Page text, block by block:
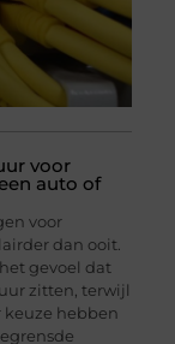
voor
auto of
voor
dan ooit.
gevoel dat
zitten, terwijl
keuze hebben